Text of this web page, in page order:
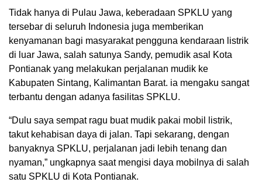
Tidak hanya di Pulau Jawa, keberadaan SPKLU yang
tersebar di seluruh Indonesia juga memberikan
kenyamanan bagi masyarakat pengguna kendaraan listrik
di luar Jawa, salah satunya Sandy, pemudik asal Kota
Pontianak yang melakukan perjalanan mudik ke
Kabupaten Sintang, Kalimantan Barat. ia mengaku sangat
terbantu dengan adanya fasilitas SPKLU.
“Dulu saya sempat ragu buat mudik pakai mobil listrik,
takut kehabisan daya di jalan. Tapi sekarang, dengan
banyaknya SPKLU, perjalanan jadi lebih tenang dan
nyaman,” ungkapnya saat mengisi daya mobilnya di salah
satu SPKLU di Kota Pontianak.